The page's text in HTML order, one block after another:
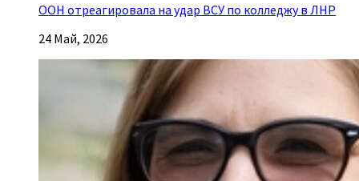
ООН отреагировала на удар ВСУ по колледжу в ЛНР
24 Май, 2026